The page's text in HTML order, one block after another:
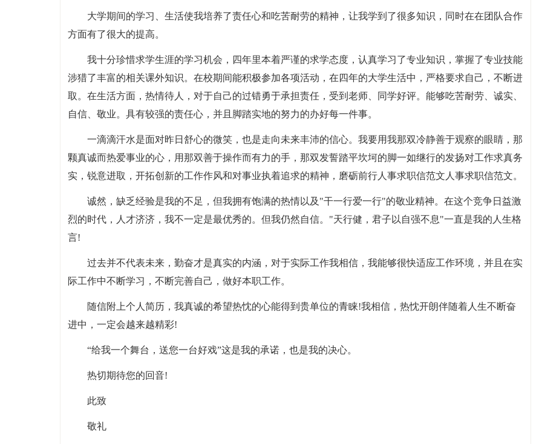
大学期间的学习、生活使我培养了责任心和吃苦耐劳的精神，让我学到了很多知识，同时在在团队合作
方面有了很大的提高。
我十分珍惜求学生涯的学习机会，四年里本着严谨的求学态度，认真学习了专业知识，掌握了专业技能
涉猎了丰富的相关课外知识。在校期间能积极参加各项活动，在四年的大学生活中，严格要求自己，不断进
取。在生活方面，热情待人，对于自己的过错勇于承担责任，受到老师、同学好评。能够吃苦耐劳、诚实、
自信、敬业。具有较强的责任心，并且脚踏实地的努力的办好每一件事。
一滴滴汗水是面对昨日舒心的微笑，也是走向未来丰沛的信心。我要用我那双冷静善于观察的眼睛，那
颗真诚而热爱事业的心，用那双善于操作而有力的手，那双发誓踏平坎坷的脚一如继行的发扬对工作求真务
实，锐意进取，开拓创新的工作作风和对事业执着追求的精神，磨砺前行人事求职信范文人事求职信范文。
诚然，缺乏经验是我的不足，但我拥有饱满的热情以及"干一行爱一行"的敬业精神。在这个竞争日益激
烈的时代，人才济济，我不一定是最优秀的。但我仍然自信。"天行健，君子以自强不息"一直是我的人生格
言!
过去并不代表未来，勤奋才是真实的内涵，对于实际工作我相信，我能够很快适应工作环境，并且在实
际工作中不断学习，不断完善自己，做好本职工作。
随信附上个人简历，我真诚的希望热忱的心能得到贵单位的青睐!我相信，热忱开朗伴随着人生不断奋
进中，一定会越来越精彩!
“给我一个舞台，送您一台好戏”这是我的承诺，也是我的决心。
热切期待您的回音!
此致
敬礼